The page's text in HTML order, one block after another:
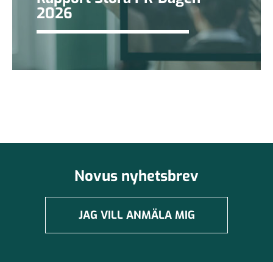
2026
Novus nyhetsbrev
JAG VILL ANMÄLA MIG